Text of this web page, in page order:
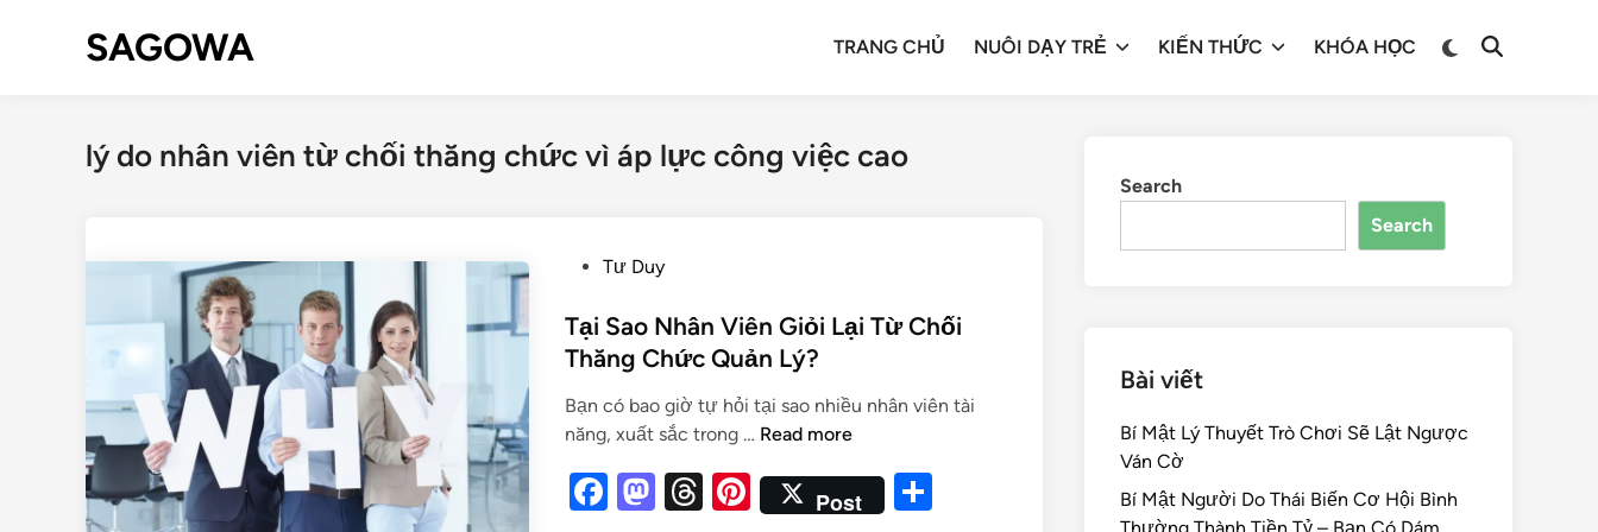
SAGOWA TRANG CHỦ NUÔI DẠY TRẺ KIẾN THỨC KHÓA HỌC
lý do nhân viên từ chối thăng chức vì áp lực công việc cao
Tư Duy
Tại Sao Nhân Viên Giỏi Lại Từ Chối
Thăng Chức Quản Lý?
Bạn có bao giờ tự hỏi tại sao nhiều nhân viên tài
năng, xuất sắc trong … Read more
F
M T Pi
Post
S
Search
Search
Bài viết
Bí Mật Lý Thuyết Trò Chơi Sẽ Lật Ngược
Ván Cờ
Bí Mật Người Do Thái Biến Cơ Hội Bình